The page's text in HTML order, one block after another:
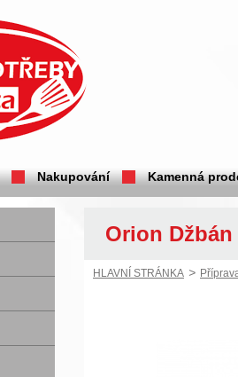
Nakupování Kamenná
Orion
HLAVNÍ STRÁNKA >